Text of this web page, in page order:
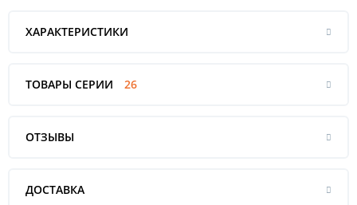
ХАРАКТЕРИСТИКИ
ТОВАРЫ СЕРИИ 26
ОТЗЫВЫ
ДОСТАВКА